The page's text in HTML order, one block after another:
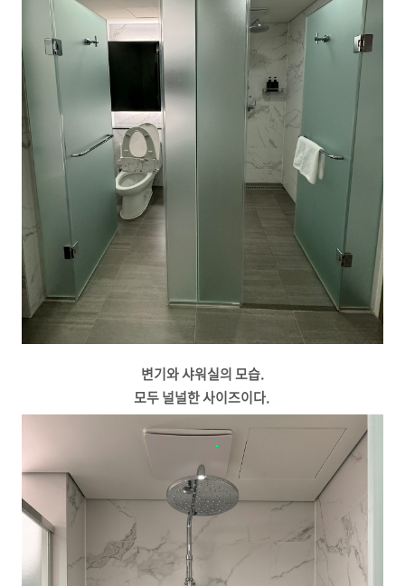
변기와 샤워실의 모습.
모두 널널한 사이즈이다.